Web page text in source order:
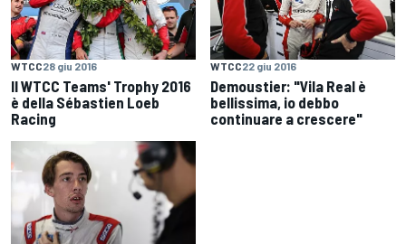
WTCC28 giu 2016
Il WTCC Teams' Trophy 2016
è della Sébastien Loeb
Racing
WTCC22 giu 2016
Demoustier: "Vila Real è
bellissima, io debbo
continuare a crescere"